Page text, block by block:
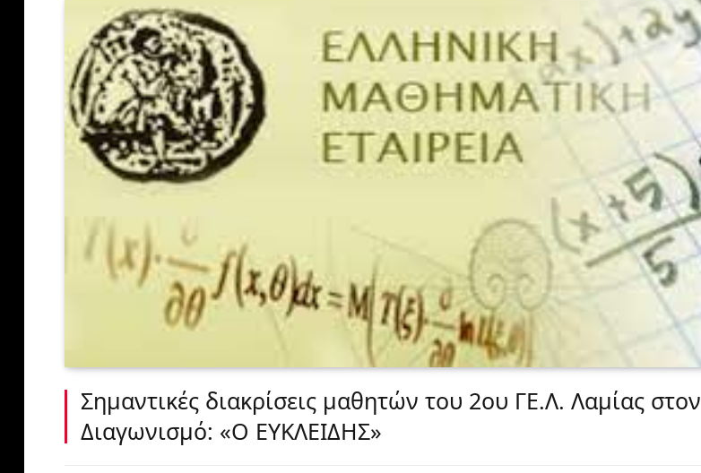
Σημαντικές διακρίσεις μαθητών του 2ου ΓΕ.Λ. Λαμίας στον
Διαγωνισμό: «Ο ΕΥΚΛΕΙΔΗΣ»